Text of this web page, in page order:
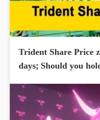
Trident Share Price
days; Should you